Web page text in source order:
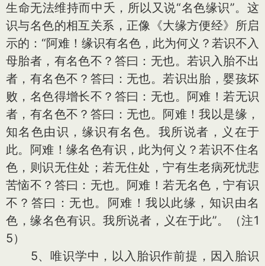
生命无法维持而中夭，所以又说“名色缘识”。这
识与名色的相互关系，正像《大缘方便经》所启
示的：“阿难！缘识有名色，此为何义？若识不入
母胎者，有名色不？答曰：无也。若识入胎不出
者，有名色不？答曰：无也。若识出胎，婴孩坏
败，名色得增长不？答曰：无也。阿难！若无识
者，有名色不？答曰：无也。阿难！我以是缘，
知名色由识，缘识有名色。我所说者，义在于
此。阿难！缘名色有识，此为何义？若识不住名
色，则识无住处；若无住处，宁有生老病死忧悲
苦恼不？答曰：无也。阿难！若无名色，宁有识
不？答曰：无也。阿难！我以此缘，知识由名
色，缘名色有识。我所说者，义在于此”。（注1
5）
5、唯识学中，以入胎识作前提，因入胎识